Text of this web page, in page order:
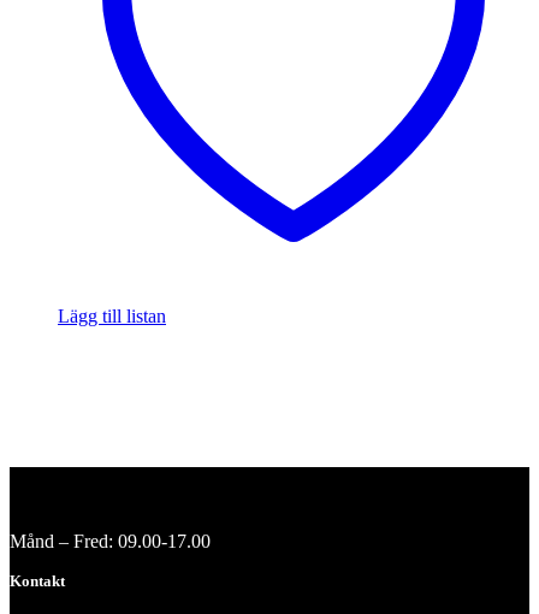
Lägg till listan
Månd – Fred: 09.00-17.00
Kontakt